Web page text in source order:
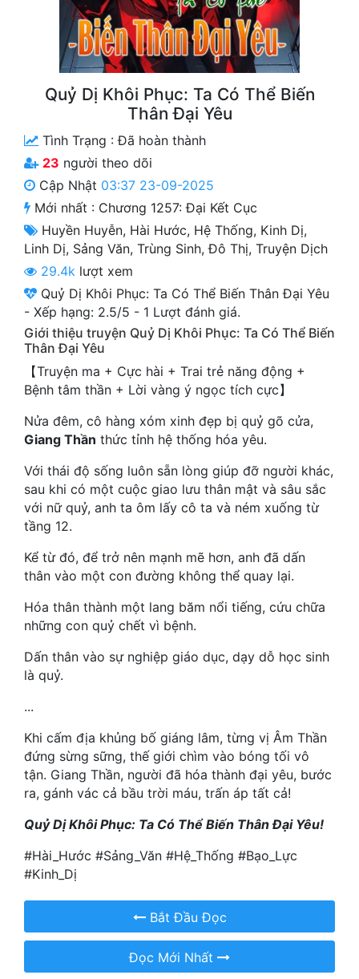
Truyện Nhập Môn
Truyện ngắn
Xa Lộ Dịch
Cung Đấu
Cạnh Kỹ
Cổ Tiên Hiệp
Cổ Đại
Du Hí
Dị Giới
Dị Năng
Gia Đấu
Góc Nhìn Nam
Góc Nhìn Nữ
Huyền Huyễn
Huyền Ảo
Hài Hước
Học Đường
Khoa Huyễn Không Gian
Kinh Dị
Kiếm Hiệp
Kỳ Huyễn
Linh Dị
Làm Giàu
Quỷ Dị Khôi Phục: Ta Có Thể Biến
Thân Đại Yêu
Tình Trạng :Đã hoàn thành
23 người theo dõi
Cập Nhật 03:37 23-09-2025
Mới nhất : Chương 1257: Đại Kết Cục
Huyền Huyễn, Hài Hước, Hệ Thống, Kinh Dị,
Linh Dị, Sảng Văn, Trùng Sinh,Đô Thị, Truyện Dịch
29.4k lượt xem
Quỷ Dị Khôi Phục: Ta Có Thể Biến Thân Đại Yêu
- Xếp hạng: 2.5/5 - 1 Lượt đánh giá.
Giới thiệu truyện Quỷ Dị Khôi Phục: Ta Có Thể Biến
Thân Đại Yêu
【Truyện ma + Cực hài + Trai trẻ năng động +
Bệnh tâm thần + Lời vàng ý ngọc tích cực】
Nửa đêm, cô hàng xóm xinh đẹp bị quỷ gõ cửa,
Giang Thần thức tỉnh hệ thống hóa yêu.
Với thái độ sống luôn sẵn lòng giúp đỡ người khác,
sau khi có một cuộc giao lưu thân mật và sâu sắc
với nữ quỷ, anh ta ôm lấy cô ta và ném xuống từ
tầng 12.
Kể từ đó, để trở nên mạnh mẽ hơn, anh đã dấn
thân vào một con đường không thể quay lại.
Hóa thân thành một lang băm nổi tiếng, cứu chữa
những con quỷ chết vì bệnh.
Dấn thân vào sự nghiệp giáo dục, dạy dỗ học sinh
là quỷ.
...
Khi cấm địa khủng bố giáng lâm, từng vị Âm Thần
đứng sừng sững, thế giới chìm vào bóng tối vô
tận. Giang Thần, người đã hóa thành đại yêu, bước
ra, gánh vác cả bầu trời máu, trấn áp tất cả!
Quỷ Dị Khôi Phục: Ta Có Thể Biến Thân Đại Yêu!
#Hài_Hước #Sảng_Văn #Hệ_Thống #Bạo_Lực
#Kinh_Dị
Bắt Đầu Đọc
Đọc Mới Nhất